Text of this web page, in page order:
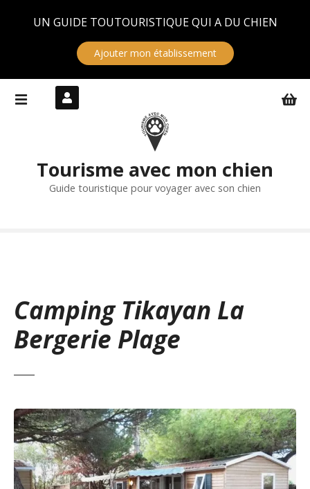
UN GUIDE TOUTOURISTIQUE QUI A DU CHIEN
Ajouter mon établissement
Tourisme avec mon chien
Guide touristique pour voyager avec son chien
Camping Tikayan La
Bergerie Plage